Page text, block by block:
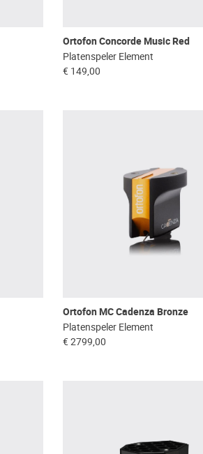
Ortofon Concorde Music Red
Platenspeler Element
€ 149,00
Ortofon MC Cadenza Bronze
Platenspeler Element
€ 2799,00